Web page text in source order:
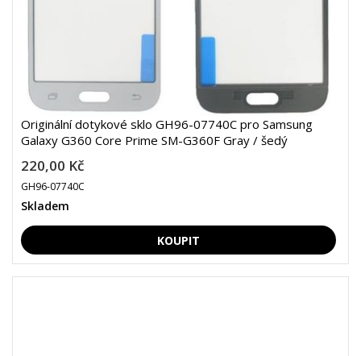
Originální dotykové sklo GH96-07740C pro Samsung
Galaxy G360 Core Prime SM-G360F Gray / šedý
220,00 Kč
GH96-07740C
Skladem